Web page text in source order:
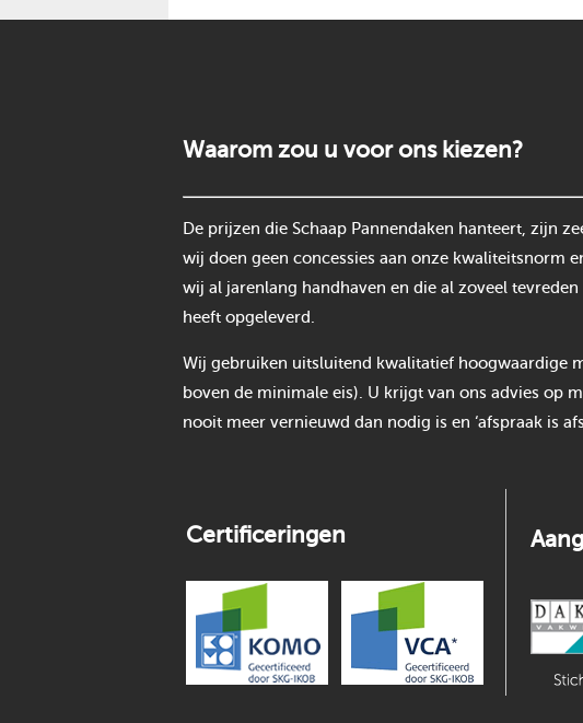
Waarom zou u voor ons kiezen?
De prijzen die Schaap Pannendaken hanteert, zijn
wij doen geen concessies aan onze kwaliteitsnorm
wij al jarenlang handhaven en die al zoveel tevreden
heeft opgeleverd.
Wij gebruiken uitsluitend kwalitatief hoogwaardige
boven de minimale eis). U krijgt van ons advies op
nooit meer vernieuwd dan nodig is en ‘afspraak is
Certificeringen